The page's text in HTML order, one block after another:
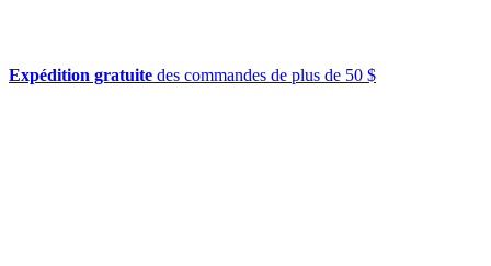
Expédition gratuite des commandes de plus de 50 $